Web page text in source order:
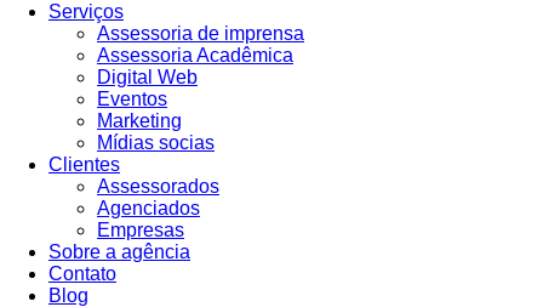
Serviços
Assessoria de imprensa
Assessoria Acadêmica
Digital Web
Eventos
Marketing
Mídias socias
Clientes
Assessorados
Agenciados
Empresas
Sobre a agência
Contato
Blog